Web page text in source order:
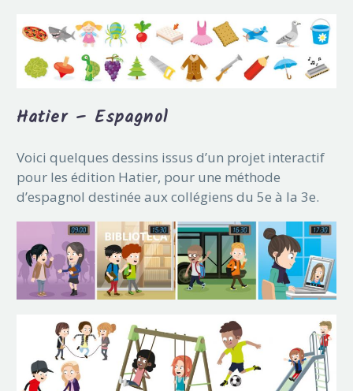
Hatier – Espagnol
Voici quelques dessins issus d’un projet interactif
pour les édition Hatier, pour une méthode
d’espagnol destinée aux collégiens du 5e à la 3e.